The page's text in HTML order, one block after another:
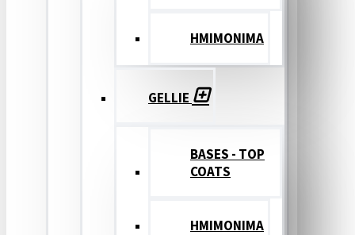
ΗΜΙΜΟΝΙΜΑ
GELLIE
BASES - TOP
COATS
ΗΜΙΜΟΝΙΜΑ